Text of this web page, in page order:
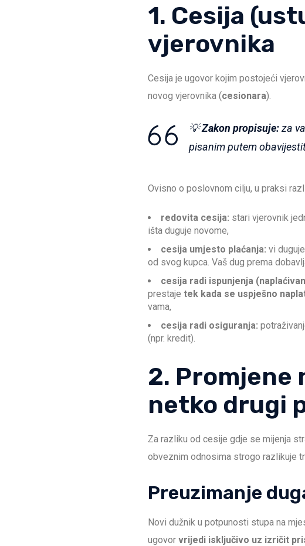
1. Cesija
vjerovnika
Cesija je ugovor kojim postojeći
novog vjerovnika (cesionara).
💡Zakon propisuje:za
pisanim putem
Ovisno o poslovnom cilju, u praksi
redovita cesija: stari vjerovnik
išta duguje novome,
cesija umjesto plaćanja: vi
od svog kupca. Vaš dug prema
cesija radi ispunjenja
prestaje tek kada se uspješno
vama,
cesija radi osiguranja:
(npr. kredit).
2. Promjene
netko drugi
Za razliku od cesije gdje se mijenja
obveznim odnosima strogo razlikuje
Preuzimanje
Novi dužnik u potpunosti stupa na
ugovor vrijedi isključivo uz izričit